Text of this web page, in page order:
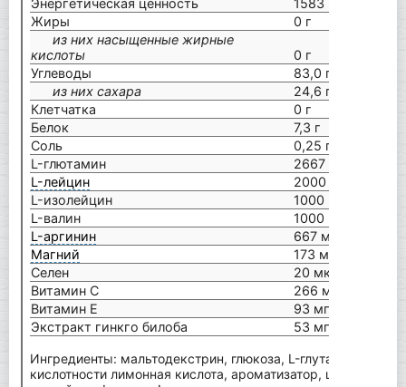
Жиры
0 г
из них насыщенные жирные
кислоты
0 г
Углеводы
83,0 г
из них сахара
24,6 г
Клетчатка
0 г
Белок
7,3 г
Соль
0,25 г
L-глютамин
2667 мг
L-лейцин
2000 мг
L-изолейцин
1000 мг
L-валин
1000 мг
L-аргинин
667 мг
Магний
173 мг = 46 % *
Селен
20 мкг = 36 % *
Витамин С
266 мг = 333 % *
Витамин Е
93 мг = 775 % *
Экстракт гинкго билоба
53 мг
Ингредиенты: мальтодекстрин, глюкоза, L-глутамин,
кислотности лимонная кислота, ароматизатор, цитрат